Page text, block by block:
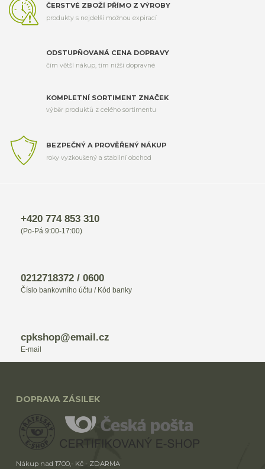
ČERSTVÉ ZBOŽÍ PŘÍMO Z VÝROBY
produkty s nejdelší možnou expirací
ODSTUPŇOVANÁ CENA DOPRAVY
čím větší nákup, tím nižší dopravné
KOMPLETNÍ SORTIMENT ZNAČEK
výběr produktů z celého sortimentu
BEZPEČNÝ A PROVĚŘENÝ NÁKUP
roky vyzkoušený a stabilní obchod
+420 774 853 310
(Po-Pá 9:00-17:00)
0212718372 / 0600
Číslo bankovního účtu / Kód banky
cpkshop@email.cz
E-mail
DOPRAVA ZÁSILEK
Nákup nad 1700,- Kč - ZDARMA